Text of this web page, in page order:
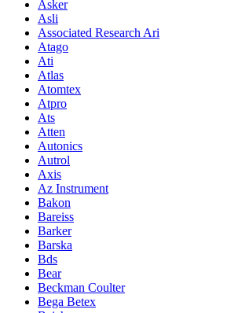
Asker
Asli
Associated Research Ari
Atago
Ati
Atlas
Atomtex
Atpro
Ats
Atten
Autonics
Autrol
Axis
Az Instrument
Bakon
Bareiss
Barker
Barska
Bds
Bear
Beckman Coulter
Bega Betex